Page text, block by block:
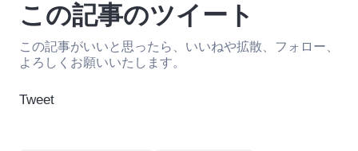
この記事のツイート
この記事がいいと思ったら、いいねや拡散、フォロー、
よろしくお願いいたします。
Tweet